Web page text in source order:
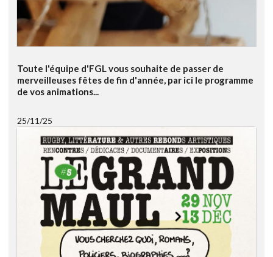
Toute l'équipe d'FGL vous souhaite de passer de
merveilleuses fêtes de fin d'année, par ici le programme
de vos animations...
25/11/25